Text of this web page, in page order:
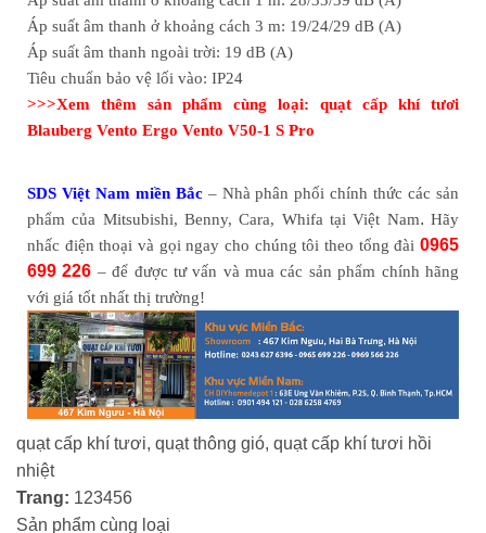
Áp suất âm thanh ở khoảng cách 3 m: 19/24/29 dB (А)
Áp suất âm thanh ngoài trời: 19 dB (А)
Tiêu chuẩn bảo vệ lối vào: IP24
>>>Xem thêm sản phẩm cùng loại: quạt cấp khí tươi
Blauberg Vento Ergo Vento V50-1 S Pro
SDS Việt Nam miền Bắc – Nhà phân phối chính thức các sản
phẩm của Mitsubishi, Benny, Cara, Whifa tại Việt Nam.Hãy
nhấc điện thoại và gọi ngay cho chúng tôi theo tổng đài 0965
699 226 – để được tư vấn và mua các sản phẩm chính hãng
với giá tốt nhất thị trường!
quạt cấp khí tươi, quạt thông gió, quạt cấp khí tươi hồi
nhiệt
Trang: 123456
Sản phẩm cùng loại